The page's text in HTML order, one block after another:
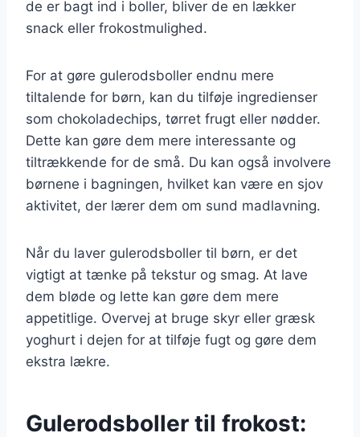
de er bagt ind i boller, bliver de en lækker
snack eller frokostmulighed.
For at gøre gulerodsboller endnu mere
tiltalende for børn, kan du tilføje ingredienser
som chokoladechips, tørret frugt eller nødder.
Dette kan gøre dem mere interessante og
tiltrækkende for de små. Du kan også involvere
børnene i bagningen, hvilket kan være en sjov
aktivitet, der lærer dem om sund madlavning.
Når du laver gulerodsboller til børn, er det
vigtigt at tænke på tekstur og smag. At lave
dem bløde og lette kan gøre dem mere
appetitlige. Overvej at bruge skyr eller græsk
yoghurt i dejen for at tilføje fugt og gøre dem
ekstra lækre.
Gulerodsboller til frokost: